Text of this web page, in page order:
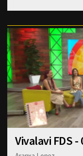
Vivalavi FDS